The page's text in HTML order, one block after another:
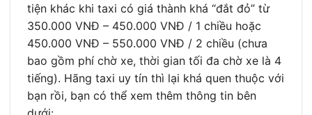
tiện khác khi taxi có giá thành khá “đắt đỏ” từ
350.000 VNĐ – 450.000 VNĐ / 1 chiều hoặc
450.000 VNĐ – 550.000 VNĐ / 2 chiều (chưa
bao gồm phí chờ xe, thời gian tối đa chờ xe là 4
tiếng). Hãng taxi uy tín thì lại khá quen thuộc với
bạn rồi, bạn có thể xem thêm thông tin bên